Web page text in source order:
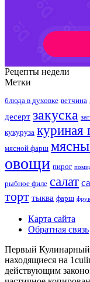
Рецепты недели
Метки
блюда в духовке ветчина
десерт закуска
кукуруза куриная
мясной фарш
овощи пирог
рыбное филе салат
торт тыква фарш
Карта сайта
Обратная связь
Первый Кулинарный
находящиеся на
действующим